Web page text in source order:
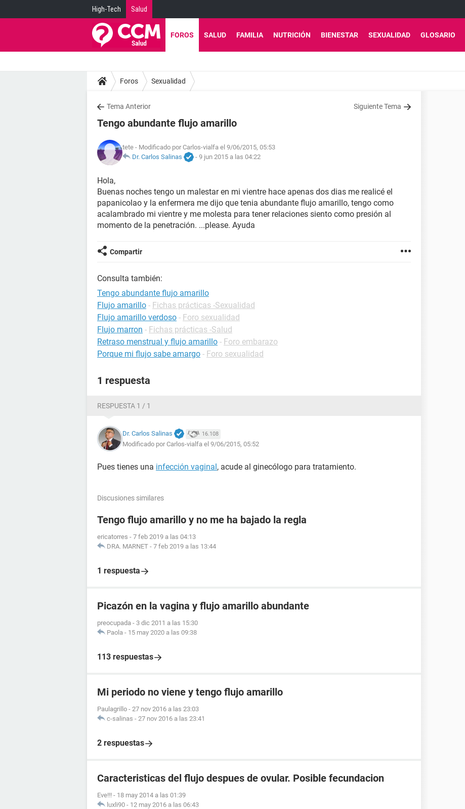
High-Tech Salud
FOROS SALUD FAMILIA NUTRICIÓN BIENESTAR SEXUALIDAD GLOSARIO
Foros Sexualidad
Tema Anterior Siguiente Tema
Tengo abundante flujo amarillo
tete - Modificado por Carlos-vialfa el 9/06/2015, 05:53
Dr. Carlos Salinas
- 9 jun 2015 a las 04:22
Hola,
Buenas noches tengo un malestar en mi vientre hace apenas dos dias me realicé el
papanicolao y la enfermera me dijo que tenia abundante flujo amarillo, tengo como
acalambrado mi vientre y me molesta para tener relaciones siento como presión al
momento de la penetración. ...please. Ayuda
Compartir
Consulta también:
Tengo abundante flujo amarillo
Flujo amarillo - Fichas prácticas -Sexualidad
Flujo amarillo verdoso - Foro sexualidad
Flujo marron - Fichas prácticas -Salud
Retraso menstrual y flujo amarillo - Foro embarazo
Porque mi flujo sabe amargo - Foro sexualidad
1 respuesta
RESPUESTA 1 / 1
Dr. Carlos Salinas 16.108
Modificado por Carlos-vialfa el 9/06/2015, 05:52
Pues tienes una infección vaginal, acude al ginecólogo para tratamiento.
Discusiones similares
Tengo flujo amarillo y no me ha bajado la regla
ericatorres - 7 feb 2019 a las 04:13
DRA. MARNET - 7 feb 2019 a las 13:44
1 respuesta
Picazón en la vagina y flujo amarillo abundante
preocupada - 3 dic 2011 a las 15:30
Paola - 15 may 2020 a las 09:38
113 respuestas
Mi periodo no viene y tengo flujo amarillo
Paulagrillo - 27 nov 2016 a las 23:03
c-salinas - 27 nov 2016 a las 23:41
2 respuestas
Caracteristicas del flujo despues de ovular. Posible fecundacion
Eve!!! - 18 may 2014 a las 01:39
luxli90 - 12 may 2016 a las 06:43